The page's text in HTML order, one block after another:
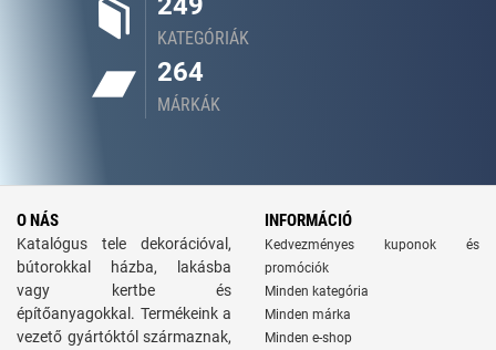
KATEGÓRIÁK
264
MÁRKÁK
O NÁS
Katalógus tele dekorációval,
bútorokkal házba, lakásba
vagy kertbe és
építőanyagokkal. Termékeink a
vezető gyártóktól származnak,
INFORMÁCIÓ
Kedvezményes kuponok és
promóciók
Minden kategória
Minden márka
Minden e-shop